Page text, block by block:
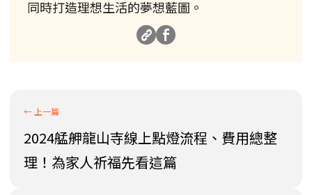
同時打造理想生活的夢想藍圖。
2024艋舺龍山寺線上點燈流程、費用總整
理！為家人祈福先看這篇